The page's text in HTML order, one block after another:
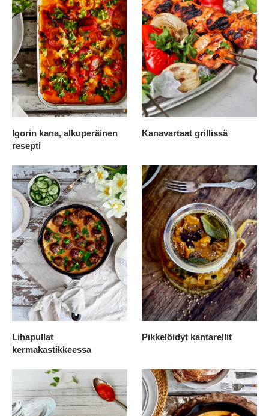
Igorin kana, alkuperäinen
resepti
Kanavartaat grillissä
Lihapullat
kermakastikkeessa
Pikkelöidyt kantarellit